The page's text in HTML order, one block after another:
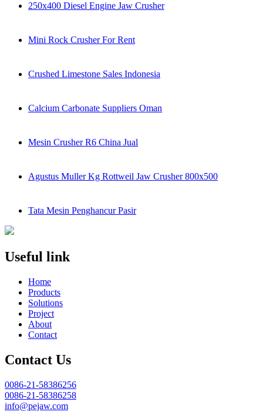
250x400 Diesel Engine Jaw Crusher
Mini Rock Crusher For Rent
Crushed Limestone Sales Indonesia
Calcium Carbonate Suppliers Oman
Mesin Crusher R6 China Jual
Agustus Muller Kg Rottweil Jaw Crusher 800x500
Tata Mesin Penghancur Pasir
Useful link
Home
Products
Solutions
Project
About
Contact
Contact Us
0086-21-58386256
0086-21-58386258
info@pejaw.com